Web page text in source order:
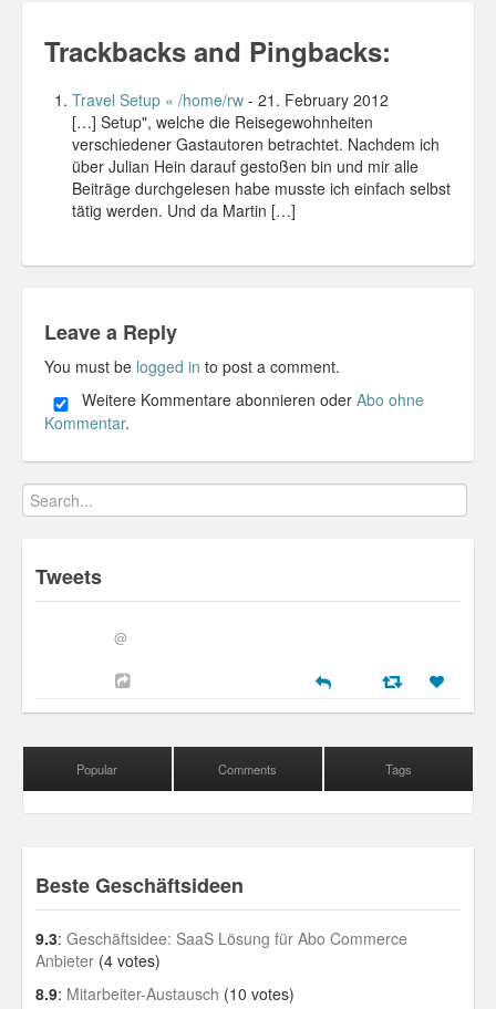
Trackbacks and Pingbacks:
Travel Setup « /home/rw - 21. February 2012
[…] Setup", welche die Reisegewohnheiten
verschiedener Gastautoren betrachtet. Nachdem ich
über Julian Hein darauf gestoßen bin und mir alle
Beiträge durchgelesen habe musste ich einfach selbst
tätig werden. Und da Martin […]
Leave a Reply
You must be logged in to post a comment.
Weitere Kommentare abonnieren oder Abo ohne
Kommentar.
Tweets
@
Popular Comments Tags
Beste Geschäftsideen
9.3: Geschäftsidee: SaaS Lösung für Abo Commerce
Anbieter (4 votes)
8.9: Mitarbeiter-Austausch (10 votes)